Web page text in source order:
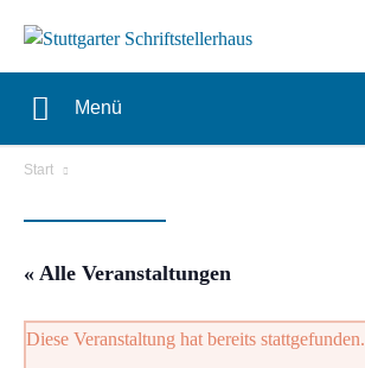
Menü
Start
« Alle Veranstaltungen
Diese Veranstaltung hat bereits stattgefunden.